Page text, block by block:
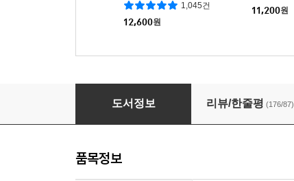
1,045건
12,600원
11,200원
습관의 힘
도서정보 리뷰/한줄평 (176/87)
품목정보